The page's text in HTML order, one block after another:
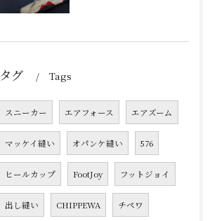
タグ Tags
スニーカー エアフォース エアズーム
マッケイ縫い オパンケ縫い 576
ヒールカップ FootJoy フットジョイ
出し縫い CHIPPEWA チペワ